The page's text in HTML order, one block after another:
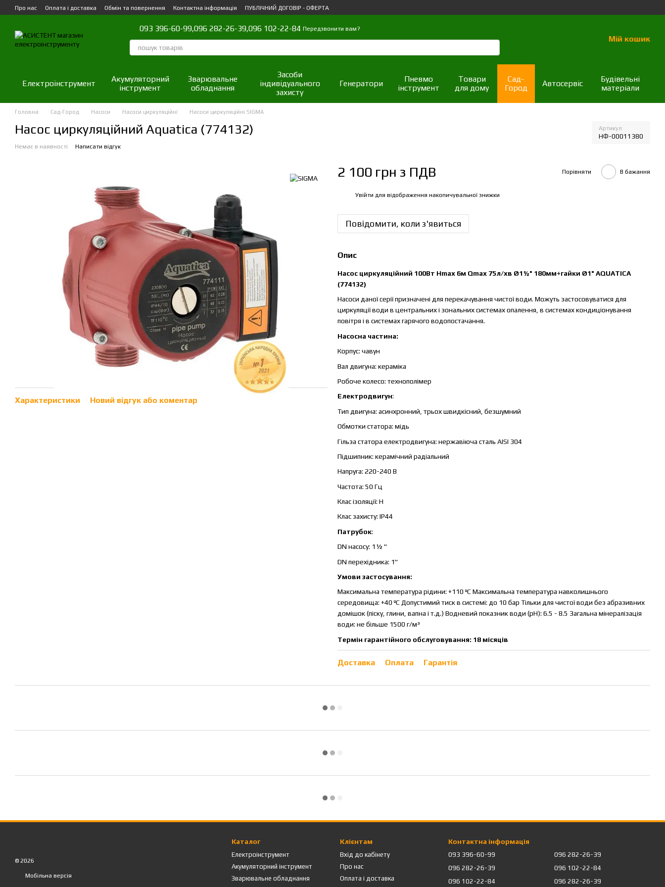
Перейти до основного контенту
Про нас Оплата і доставка Обмін та повернення Контактна інформація ПУБЛІЧНИЙ ДОГОВІР - ОФЕРТА
093 396-60-99,096 282-26-39,096 102-22-84 Передзвонити вам?
Мій кошик
Електроінструмент
Акумуляторний
інструмент
Зварювальне
обладнання
Засоби
індивідуального
захисту
Генератори
Пневмо
інструмент
Товари
для дому
Сад-
Город
Автосервіс
Будівельні
матеріали
Головна Сад-Город Насоси Насоси циркуляційні Насоси циркуляційні SIGMA
Насос циркуляційний Aquatica (774132) Артикул
НФ-00011380
Немає в наявності Написати відгук
Характеристики Новий відгук або коментар
2 100 грн з ПДВ Порівняти В бажання
Увійти для відображення накопичувальної знижки
Повідомити, коли з'явиться
Опис
Насос циркуляційний 100Вт Hmax 6м Qmax 75л/хв Ø1½" 180мм+гайки Ø1" AQUATICA
(774132)
Насоси даної серії призначені для перекачування чистої води. Можуть застосовуватися для
циркуляції води в центральних і зональних системах опалення, в системах кондиціонування
повітря і в системах гарячого водопостачання.
Насосна частина:
Корпус: чавун
Вал двигуна: кераміка
Робоче колесо: технополімер
Електродвигун:
Тип двигуна: асинхронний, трьох швидкісний, безшумний
Обмотки статора: мідь
Гільза статора електродвигуна: нержавіюча сталь AISI 304
Підшипник: керамічний радіальний
Напруга: 220-240 В
Частота: 50 Гц
Клас ізоляції: Н
Клас захисту: IP44
Патрубок:
DN насосу: 1½ "
DN перехідника: 1"
Умови застосування:
Максимальна температура рідини: +110 ºC Максимальна температура навколишнього
середовища: +40 ºC Допустимий тиск в системі: до 10 бар Тільки для чистої води без абразивних
домішок (піску, глини, вапна і т.д.) Водневий показник води (pH): 6.5 - 8.5 Загальна мінералізація
води: не більше 1500 г/м³
Термін гарантійного обслуговування: 18 місяців
Доставка Оплата Гарантія
© 2026
Мобільна версія
Каталог
Електроінструмент
Акумуляторний інструмент
Зварювальне обладнання
Клієнтам
Вхід до кабінету
Про нас
Оплата і доставка
Контактна інформація
093 396-60-99
096 282-26-39
096 102-22-84
096 282-26-39
096 102-22-84
096 282-26-39